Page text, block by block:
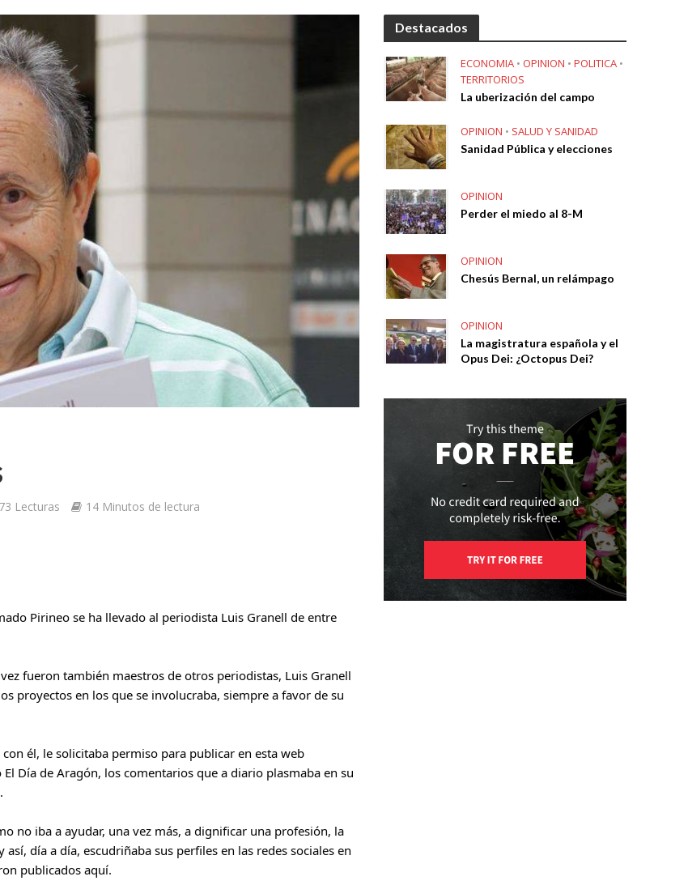
Lecturas 14 Minutos de lectura
Pirineo se ha llevado al periodista Luis Granell de entre
fueron también maestros de otros periodistas, Luis Granell
proyectos en los que se involucraba, siempre a favor de su
él, le solicitaba permiso para publicar en esta web
Día de Aragón, los comentarios que a diario plasmaba en su
no iba a ayudar, una vez más, a dignificar una profesión, la
día a día, escudriñaba sus perfiles en las redes sociales en
publicados aquí.
Destacados
ECONOMIA • OPINION • POLITICA •
TERRITORIOS
La uberización del campo
OPINION • SALUD Y SANIDAD
Sanidad Pública y elecciones
OPINION
Perder el miedo al 8-M
OPINION
Chesús Bernal, un relámpago
OPINION
La magistratura española y el
Opus Dei: ¿Octopus Dei?